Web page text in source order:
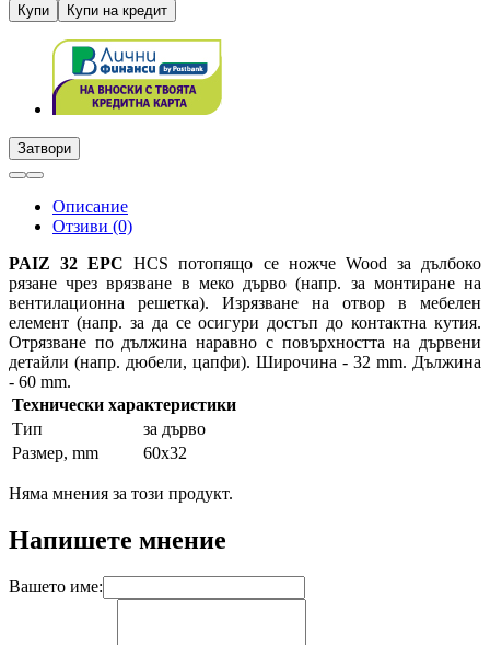
Купи
Купи на кредит
Затвори
Описание
Отзиви (0)
PAIZ 32 EPC HCS потопящо се ножче Wood за дълбоко
рязане чрез врязване в меко дърво (напр. за монтиране на
вентилационна решетка). Изрязване на отвор в мебелен
елемент (напр. за да се осигури достъп до контактна кутия.
Отрязване по дължина наравно с повърхността на дървени
детайли (напр. дюбели, цапфи). Широчина - 32 mm. Дължина
- 60 mm.
Технически характеристики
Тип
за дърво
Размер, mm
60x32
Няма мнения за този продукт.
Напишете мнение
Вашето име: